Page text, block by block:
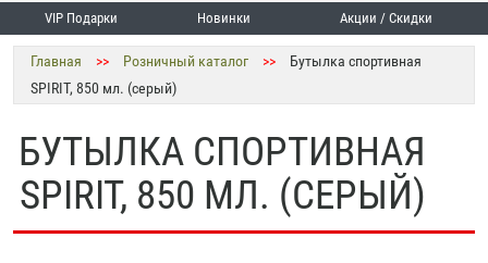
VIP Подарки Новинки Акции / Скидки
Главная >> Розничный каталог >>
Бутылка спортивная
SPIRIT, 850 мл. (серый)
БУТЫЛКА СПОРТИВНАЯ
SPIRIT, 850 МЛ. (СЕРЫЙ)